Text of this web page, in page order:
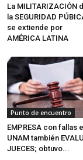
La MILITARIZACIÓN
la SEGURIDAD
se extiende por
AMÉRICA LATINA
Punto de encuentro
EMPRESA con fallas
UNAM también
JUECES; obtuvo...